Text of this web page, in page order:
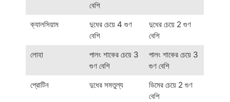
বেশি
ক্যালসিয়াম
দুধের চেয়ে 4 গুণ
বেশি
দুধের চেয়ে 2 গুণ
বেশি
লোহা
পালং শাকের চেয়ে 3
গুণ বেশি
পালং শাকের চেয়ে 3
গুণ বেশি
প্রোটিন
দুধের সমতুল্য
ডিমের চেয়ে 2 গুণ
বেশি